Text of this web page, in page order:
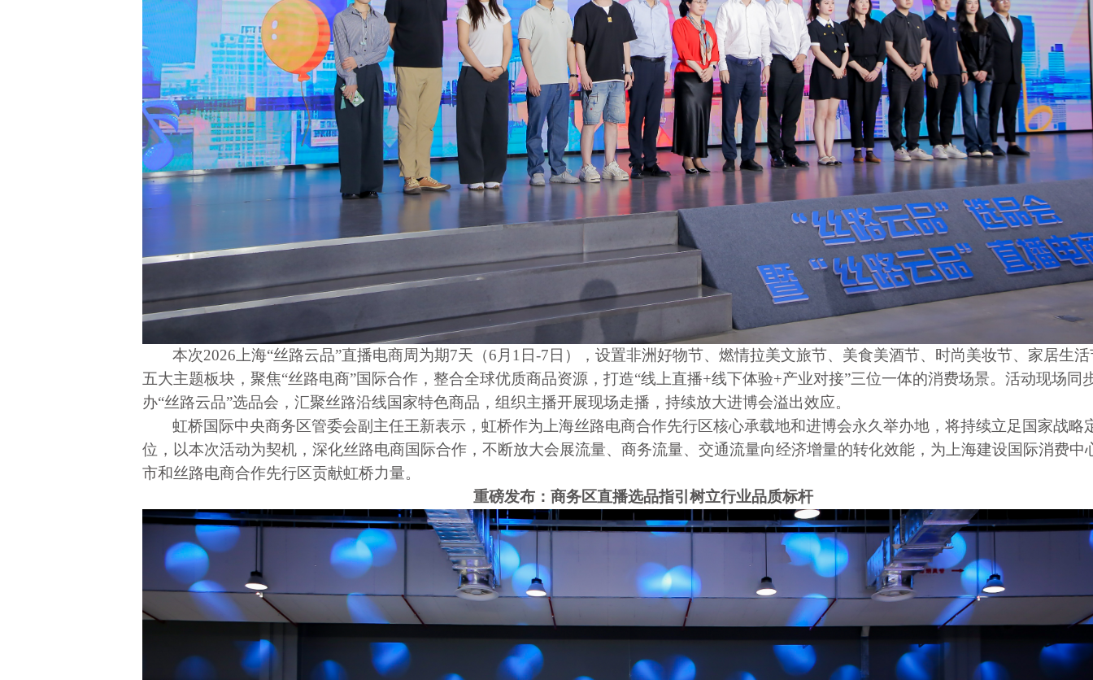
本次2026上海“丝路云品”直播电商周为期7天（6月1日-7日），设置非洲好物节、燃情拉美文旅节、美食美酒节、时尚美妆节、家居生活
五大主题板块，聚焦“丝路电商”国际合作，整合全球优质商品资源，打造“线上直播+线下体验+产业对接”三位一体的消费场景。活动现场同
办“丝路云品”选品会，汇聚丝路沿线国家特色商品，组织主播开展现场走播，持续放大进博会溢出效应。
虹桥国际中央商务区管委会副主任王新表示，虹桥作为上海丝路电商合作先行区核心承载地和进博会永久举办地，将持续立足国家战略
位，以本次活动为契机，深化丝路电商国际合作，不断放大会展流量、商务流量、交通流量向经济增量的转化效能，为上海建设国际消费中
市和丝路电商合作先行区贡献虹桥力量。
重磅发布：商务区直播选品指引树立行业品质标杆